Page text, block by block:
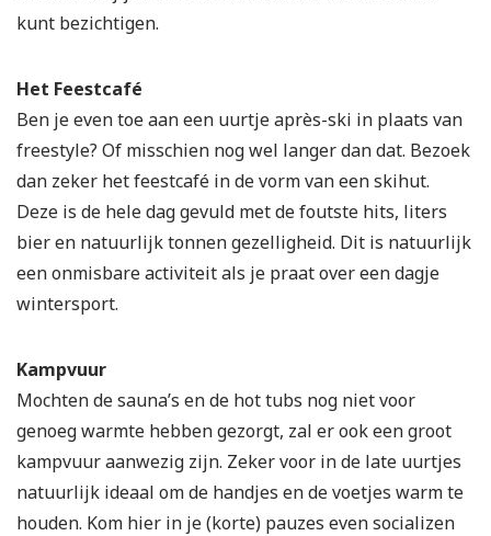
kunt bezichtigen.
Het Feestcafé
Ben je even toe aan een uurtje après-ski in plaats van
freestyle? Of misschien nog wel langer dan dat. Bezoek
dan zeker het feestcafé in de vorm van een skihut.
Deze is de hele dag gevuld met de foutste hits, liters
bier en natuurlijk tonnen gezelligheid. Dit is natuurlijk
een onmisbare activiteit als je praat over een dagje
wintersport.
Kampvuur
Mochten de sauna’s en de hot tubs nog niet voor
genoeg warmte hebben gezorgt, zal er ook een groot
kampvuur aanwezig zijn. Zeker voor in de late uurtjes
natuurlijk ideaal om de handjes en de voetjes warm te
houden. Kom hier in je (korte) pauzes even socializen